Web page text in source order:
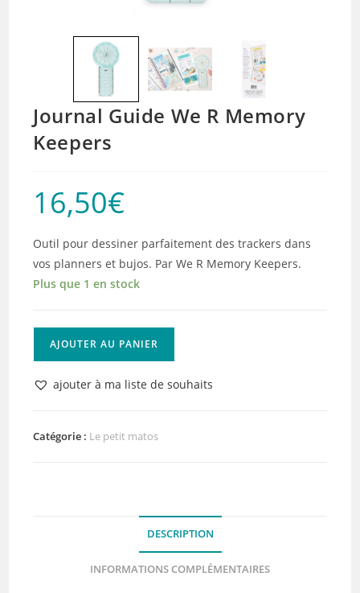
Journal Guide We R Memory
Keepers
16,50€
Outil pour dessiner parfaitement des trackers dans
vos planners et bujos. Par We R Memory Keepers.
Plus que 1 en stock
Journal
Guide
R
AJOUTER AU PANIER
ajouter à ma liste de souhaits
Catégorie : Le petit matos
DESCRIPTION
INFORMATIONS COMPLÉMENTAIRES